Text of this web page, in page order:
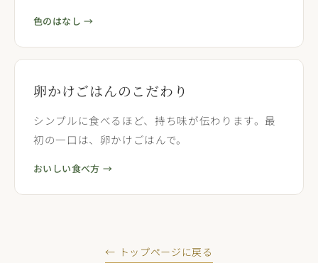
色のはなし →
卵かけごはんのこだわり
シンプルに食べるほど、持ち味が伝わります。最
初の一口は、卵かけごはんで。
おいしい食べ方 →
← トップページに戻る